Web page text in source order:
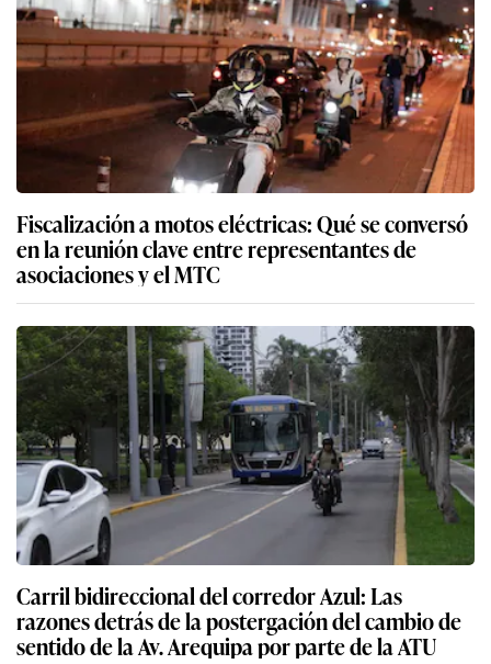
Fiscalización a motos eléctricas: Qué se conversó
en la reunión clave entre representantes de
asociaciones y el MTC
Carril bidireccional del corredor Azul: Las
razones detrás de la postergación del cambio de
sentido de la Av. Arequipa por parte de la ATU